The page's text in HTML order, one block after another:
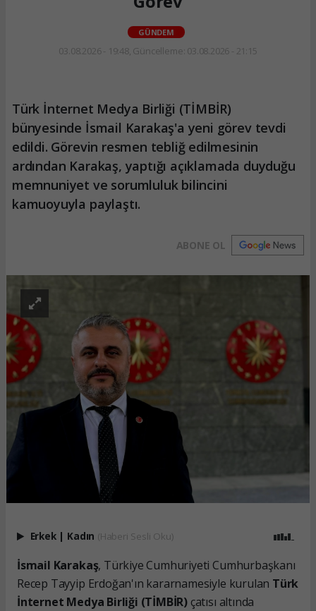
GÜNDEM
03.08.2026 - 19:48, Güncelleme: 03.08.2026 - 21:15
Türk İnternet Medya Birliği (TİMBİR)
bünyesinde İsmail Karakaş'a yeni görev tevdi
edildi. Görevin resmen tebliğ edilmesinin
ardından Karakaş, yaptığı açıklamada duyduğu
memnuniyet ve sorumluluk bilincini
kamuoyuyla paylaştı.
ABONE OL
Erkek | Kadın (Haberi Sesli Oku)
İsmail Karakaş, Türkiye Cumhuriyeti Cumhurbaşkanı
Recep Tayyip Erdoğan'ın kararnamesiyle kurulan Türk
İnternet Medya Birliği (TİMBİR) çatısı altında